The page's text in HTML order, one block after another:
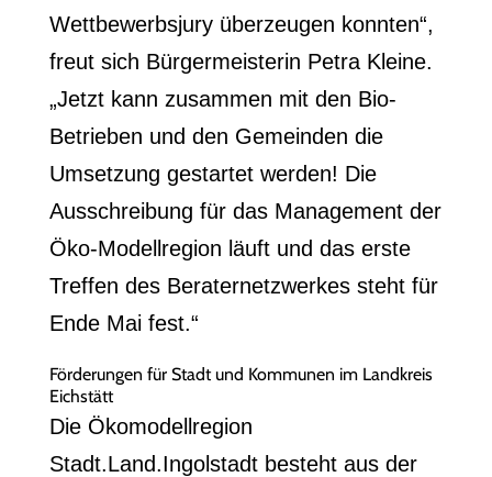
Wettbewerbsjury überzeugen konnten“,
freut sich Bürgermeisterin Petra Kleine.
„Jetzt kann zusammen mit den Bio-
Betrieben und den Gemeinden die
Umsetzung gestartet werden! Die
Ausschreibung für das Management der
Öko-Modellregion läuft und das erste
Treffen des Beraternetzwerkes steht für
Ende Mai fest.“
Förderungen für Stadt und Kommunen im Landkreis
Eichstätt
Die Ökomodellregion
Stadt.Land.Ingolstadt besteht aus der